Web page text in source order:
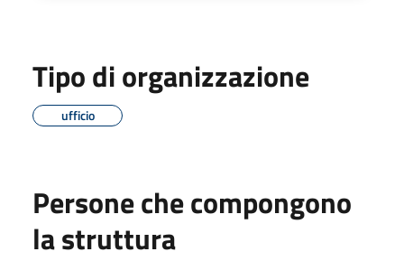
Tipo di organizzazione
ufficio
Persone che compongono
la struttura